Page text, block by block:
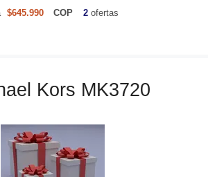
$645.990 COP 2 ofertas
Kors MK3720